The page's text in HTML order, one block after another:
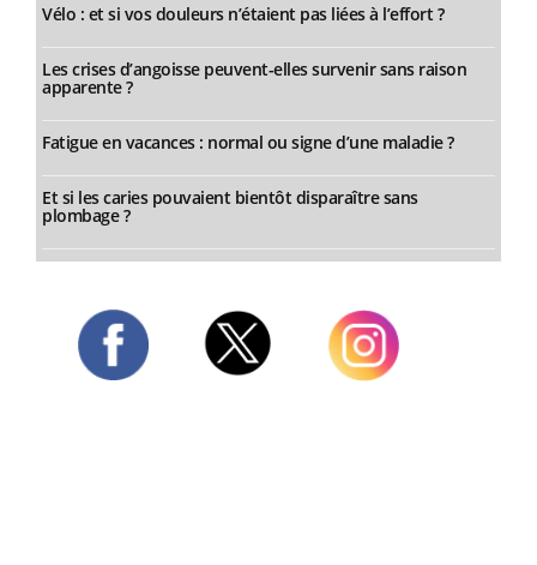
Vélo : et si vos douleurs n’étaient pas liées à l’effort ?
Les crises d’angoisse peuvent-elles survenir sans raison
apparente ?
Fatigue en vacances : normal ou signe d’une maladie ?
Et si les caries pouvaient bientôt disparaître sans
plombage ?